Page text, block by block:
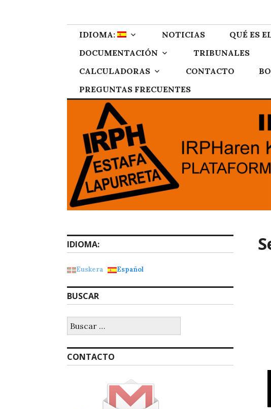
content
IRPH Stop Gipuzkoa
IDIOMA: NOTICIAS QUÉ ES
DOCUMENTACIÓN
TRIBUNALES
CALCULADORAS
CONTACTO
PREGUNTAS FRECUENTES
IDIOMA:
Euskera Español
BUSCAR
CONTACTO